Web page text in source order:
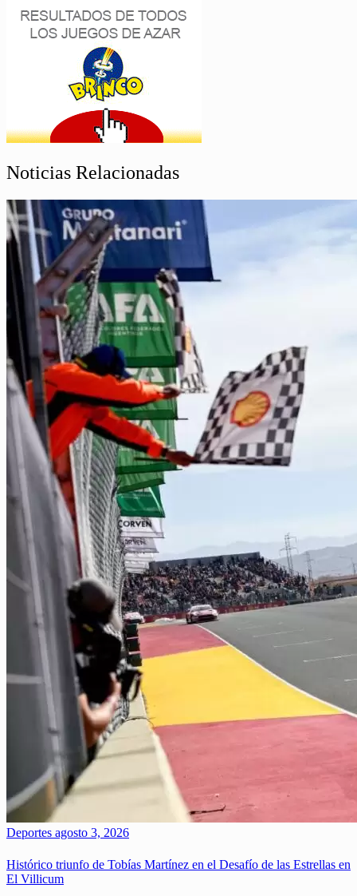
Noticias Relacionadas
Deportes agosto 3, 2026
Histórico triunfo de Tobías Martínez en el Desafío de las Estrellas en
El Villicum